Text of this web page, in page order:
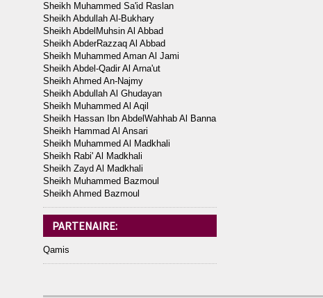
Sheikh Muhammed Sa'id Raslan
Sheikh Abdullah Al-Bukhary
Sheikh AbdelMuhsin Al Abbad
Sheikh AbderRazzaq Al Abbad
Sheikh Muhammed Aman Al Jami
Sheikh Abdel-Qadir Al Arna'ut
Sheikh Ahmed An-Najmy
Sheikh Abdullah Al Ghudayan
Sheikh Muhammed Al Aqil
Sheikh Hassan Ibn AbdelWahhab Al Banna
Sheikh Hammad Al Ansari
Sheikh Muhammed Al Madkhali
Sheikh Rabi' Al Madkhali
Sheikh Zayd Al Madkhali
Sheikh Muhammed Bazmoul
Sheikh Ahmed Bazmoul
PARTENAIRE:
Qamis